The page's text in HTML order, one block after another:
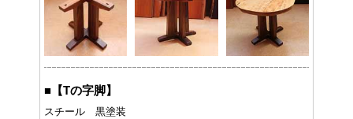
■ 【Tの字脚】
スチール 黒塗装